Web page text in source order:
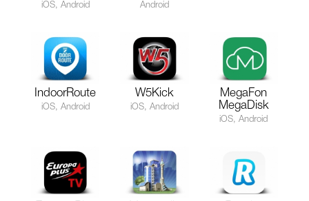
iOS, Android Android
IndoorRoute
iOS, Android
W5Kick
iOS, Android
MegaFon
MegaDisk
iOS, Android